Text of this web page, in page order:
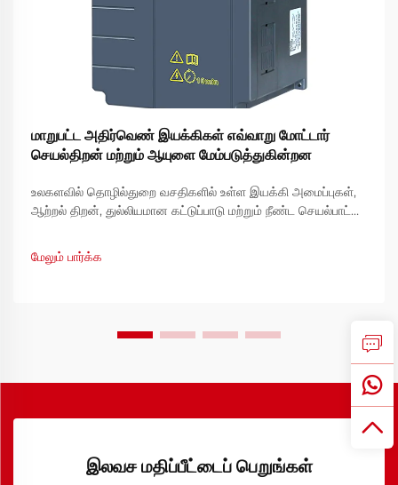
மாறுபட்ட அதிர்வெண் இயக்கிகள் எவ்வாறு மோட்டார்
செயல்திறன் மற்றும் ஆயுளை மேம்படுத்துகின்றன
உலகளவில் தொழில்துறை வசதிகளில் உள்ள இயக்கி அமைப்புகள்,
ஆற்றல் திறன், துல்லியமான கட்டுப்பாடு மற்றும் நீண்ட செயல்பாட்டு
பாரம்பரிய இயக்கி கட்டுப்பாட்டு முறைகள் பெரும்பாலும் இந்த
தேவைகளை பூர்த்தி செய்ய முடியாமல் போவதால்,
மேலும் பார்க்க
இலவச மதிப்பீட்டைப் பெறுங்கள்